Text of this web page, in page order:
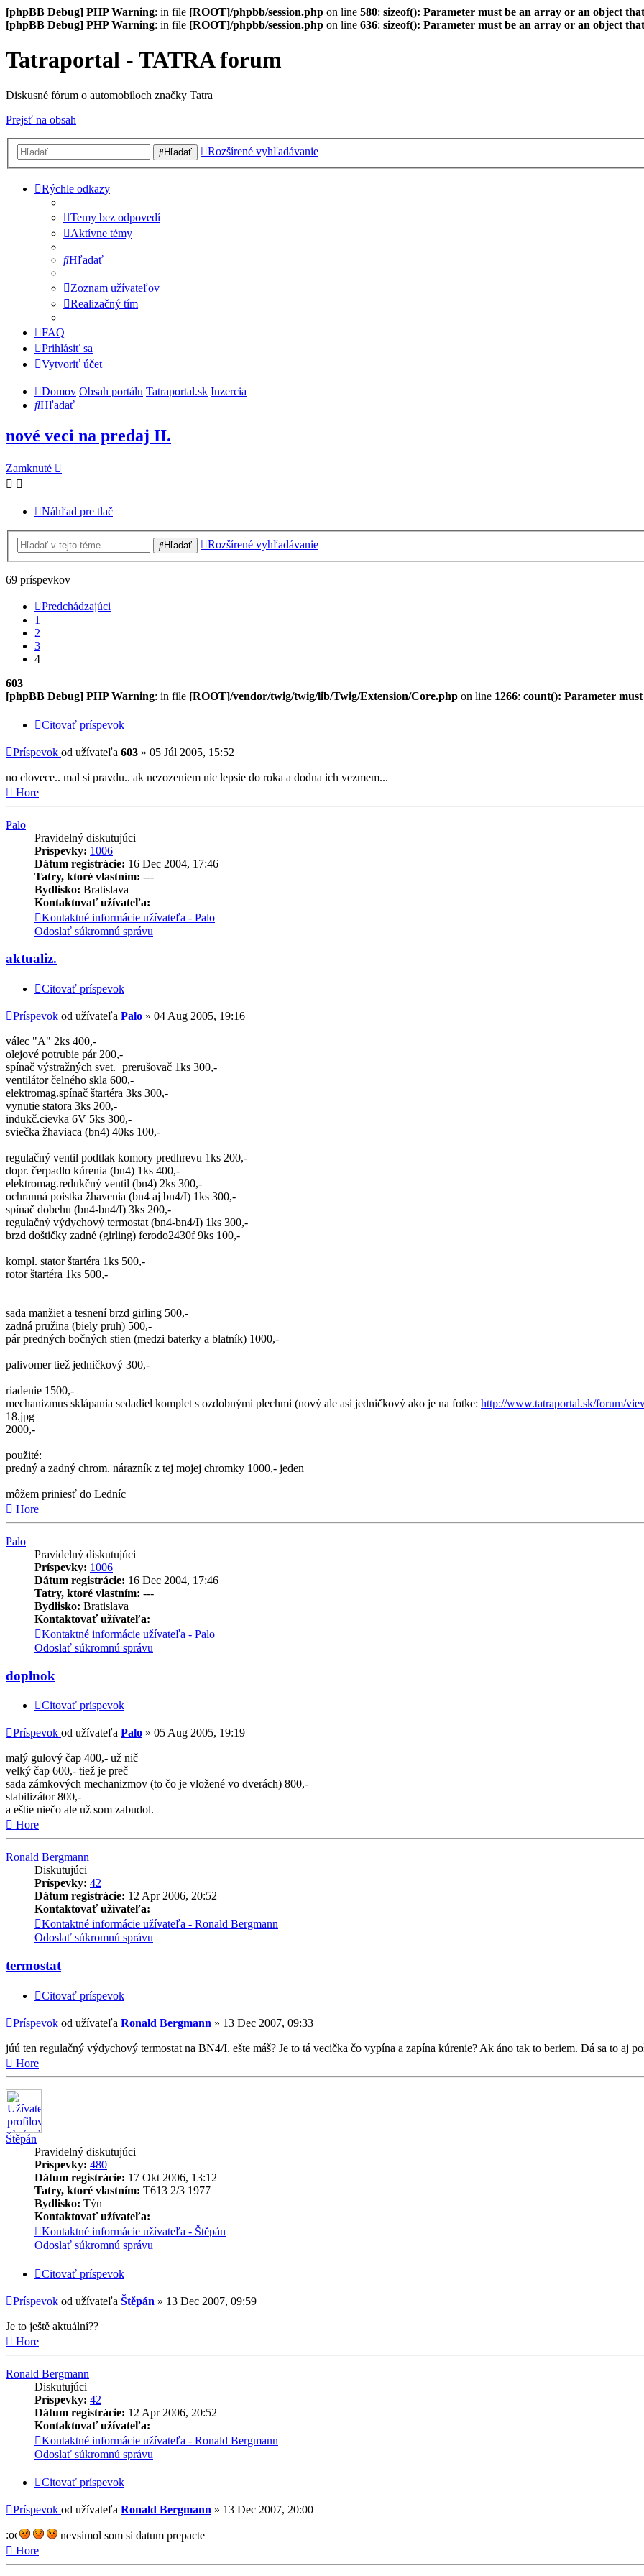
[phpBB Debug] PHP Warning: in file [ROOT]/phpbb/session.php on line 580: sizeof(): Parameter must be an array or an object
[phpBB Debug] PHP Warning: in file [ROOT]/phpbb/session.php on line 636: sizeof(): Parameter must be an array or an object
Tatraportal - TATRA forum
Diskusné fórum o automobiloch značky Tatra
Prejsť na obsah
Hľadať Rozšírené vyhľadávanie
Rýchle odkazy
Temy bez odpovedí
Aktívne témy
Hľadať
Zoznam užívateľov
Realizačný tím
FAQ
Prihlásiť sa
Vytvoriť účet
Domov Obsah portálu Tatraportal.sk Inzercia
Hľadať
nové veci na predaj II.
Zamknuté
Náhľad pre tlač
Hľadať Rozšírené vyhľadávanie
69 príspevkov
Predchádzajúci
1
2
3
4
603
[phpBB Debug] PHP Warning: in file [ROOT]/vendor/twig/twig/lib/Twig/Extension/Core.php on line 1266: count(): Parameter
Citovať príspevok
Príspevok od užívateľa 603 » 05 Júl 2005, 15:52
no clovece.. mal si pravdu.. ak nezozeniem nic lepsie do roka a dodna ich vezmem...
Hore
Palo
Pravidelný diskutujúci
Príspevky: 1006
Dátum registrácie: 16 Dec 2004, 17:46
Tatry, ktoré vlastním: ---
Bydlisko: Bratislava
Kontaktovať užívateľa:
Kontaktné informácie užívateľa - Palo
Odoslať súkromnú správu
aktualiz.
Citovať príspevok
Príspevok od užívateľa Palo » 04 Aug 2005, 19:16
válec "A" 2ks 400,-
olejové potrubie pár 200,-
spínač výstražných svet.+prerušovač 1ks 300,-
ventilátor čelného skla 600,-
elektromag.spínač štartéra 3ks 300,-
vynutie statora 3ks 200,-
indukč.cievka 6V 5ks 300,-
sviečka žhaviaca (bn4) 40ks 100,-
regulačný ventil podtlak komory predhrevu 1ks 200,-
dopr. čerpadlo kúrenia (bn4) 1ks 400,-
elektromag.redukčný ventil (bn4) 2ks 300,-
ochranná poistka žhavenia (bn4 aj bn4/I) 1ks 300,-
spínač dobehu (bn4-bn4/I) 3ks 200,-
regulačný výdychový termostat (bn4-bn4/I) 1ks 300,-
brzd doštičky zadné (girling) ferodo2430f 9ks 100,-
kompl. stator štartéra 1ks 500,-
rotor štartéra 1ks 500,-
sada manžiet a tesnení brzd girling 500,-
zadná pružina (biely pruh) 500,-
pár predných bočných stien (medzi baterky a blatník) 1000,-
palivomer tiež jedničkový 300,-
riadenie 1500,-
mechanizmus sklápania sedadiel komplet s ozdobnými plechmi (nový ale asi jedničkový ako je na fotke: http://www.tatraportal.sk/forum/
18.jpg
2000,-
použité:
predný a zadný chrom. nárazník z tej mojej chromky 1000,- jeden
môžem priniesť do Ledníc
Hore
Palo
Pravidelný diskutujúci
Príspevky: 1006
Dátum registrácie: 16 Dec 2004, 17:46
Tatry, ktoré vlastním: ---
Bydlisko: Bratislava
Kontaktovať užívateľa:
Kontaktné informácie užívateľa - Palo
Odoslať súkromnú správu
doplnok
Citovať príspevok
Príspevok od užívateľa Palo » 05 Aug 2005, 19:19
malý gulový čap 400,- už nič
velký čap 600,- tiež je preč
sada zámkových mechanizmov (to čo je vložené vo dverách) 800,-
stabilizátor 800,-
a eštie niečo ale už som zabudol.
Hore
Ronald Bergmann
Diskutujúci
Príspevky: 42
Dátum registrácie: 12 Apr 2006, 20:52
Kontaktovať užívateľa:
Kontaktné informácie užívateľa - Ronald Bergmann
Odoslať súkromnú správu
termostat
Citovať príspevok
Príspevok od užívateľa Ronald Bergmann » 13 Dec 2007, 09:33
júú ten regulačný výdychový termostat na BN4/I. ešte máš? Je to tá vecička čo vypína a zapína kúrenie? Ak áno tak to beriem. Dá sa to aj
Hore
Štěpán
Pravidelný diskutujúci
Príspevky: 480
Dátum registrácie: 17 Okt 2006, 13:12
Tatry, ktoré vlastním: T613 2/3 1977
Bydlisko: Týn
Kontaktovať užívateľa:
Kontaktné informácie užívateľa - Štěpán
Odoslať súkromnú správu
Citovať príspevok
Príspevok od užívateľa Štěpán » 13 Dec 2007, 09:59
Je to ještě aktuální??
Hore
Ronald Bergmann
Diskutujúci
Príspevky: 42
Dátum registrácie: 12 Apr 2006, 20:52
Kontaktovať užívateľa:
Kontaktné informácie užívateľa - Ronald Bergmann
Odoslať súkromnú správu
Citovať príspevok
Príspevok od užívateľa Ronald Bergmann » 13 Dec 2007, 20:00
nevsimol som si datum prepacte
Hore